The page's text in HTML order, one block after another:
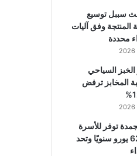
سببل توسيع
المنتجة وفق آليات
محددة
السياحي
المخابز ترفض
توفر للأسرة
الأوروبية 624 يورو سنويًا وتحد